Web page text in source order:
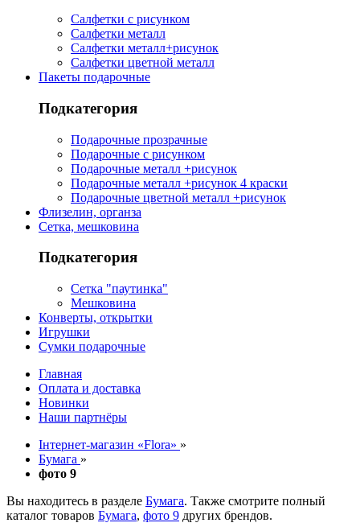
Салфетки с рисунком
Салфетки металл
Салфетки металл+рисунок
Салфетки цветной металл
Пакеты подарочные
Подкатегория
Подарочные прозрачные
Подарочные с рисунком
Подарочные металл +рисунок
Подарочные металл +рисунок 4 краски
Подарочные цветной металл +рисунок
Флизелин, органза
Сетка, мешковина
Подкатегория
Сетка "паутинка"
Мешковина
Конверты, открытки
Игрушки
Сумки подарочные
Главная
Оплата и доставка
Новинки
Наши партнёры
Інтернет-магазин «Flora» »
Бумага »
фото 9
Вы находитесь в разделе Бумага. Также смотрите полный
каталог товаров Бумага, фото 9 других брендов.